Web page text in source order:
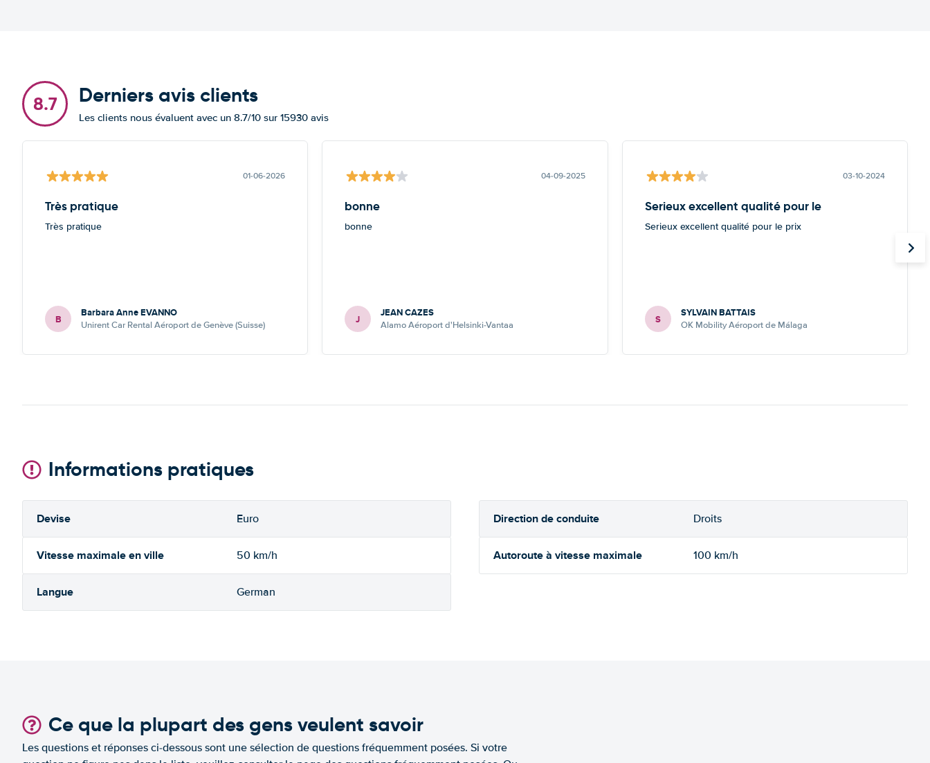
8.7 Derniers avis clients
Les clients nous évaluent avec un 8.7/10 sur 15930 avis
01-06-2026
Très pratique
Très pratique
B Barbara Anne EVANNO
Unirent Car Rental Aéroport de Genève (Suisse)
04-09-2025
bonne
bonne
J JEAN CAZES
Alamo Aéroport d'Helsinki-Vantaa
03-10-2024
Serieux excellent qualité pour le
Serieux excellent qualité pour le prix
S SYLVAIN BATTAIS
OK Mobility Aéroport de Málaga
Informations pratiques
Devise Euro Direction de conduite Droits
Vitesse maximale en ville 50 km/h Autoroute à vitesse maximale 100 km/h
Langue German
Ce que la plupart des gens veulent savoir
Les questions et réponses ci-dessous sont une sélection de questions fréquemment posées. Si votre